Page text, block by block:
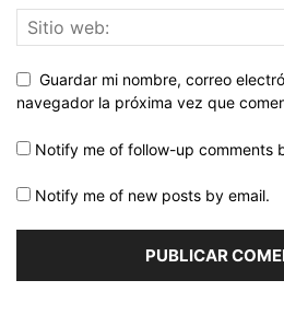
Guardar mi nombre, correo
navegador la próxima vez que
Notify me of follow-up comments
Notify me of new posts by email.